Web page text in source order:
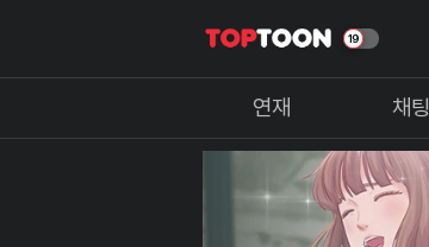
연재 채팅